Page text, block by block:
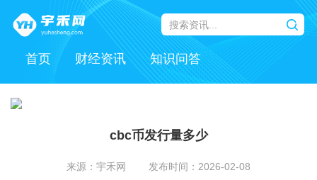
首页 财经资讯 知识问答
cbc币发行量多少
来源：宇禾网 发布时间：2026-02-08